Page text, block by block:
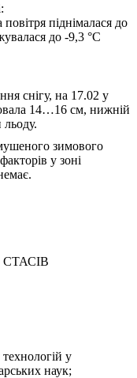
піднімалася до
до -9,3 °С
снігу, на 17.02 у
14…16 см, нижній
зимового
у зоні
у
наук;